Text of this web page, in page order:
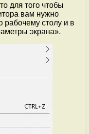
для того чтобы
вам нужно
рабочему столу и в
экрана».